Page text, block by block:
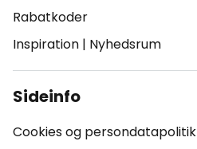
Rabatkoder
Inspiration | Nyhedsrum
Sideinfo
Cookies og persondatapolitik